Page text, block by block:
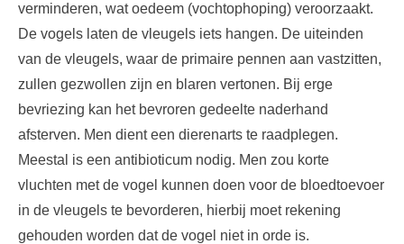
verminderen, wat oedeem (vochtophoping) veroorzaakt.
De vogels laten de vleugels iets hangen. De uiteinden
van de vleugels, waar de primaire pennen aan vastzitten,
zullen gezwollen zijn en blaren vertonen. Bij erge
bevriezing kan het bevroren gedeelte naderhand
afsterven. Men dient een dierenarts te raadplegen.
Meestal is een antibioticum nodig. Men zou korte
vluchten met de vogel kunnen doen voor de bloedtoevoer
in de vleugels te bevorderen, hierbij moet rekening
gehouden worden dat de vogel niet in orde is.